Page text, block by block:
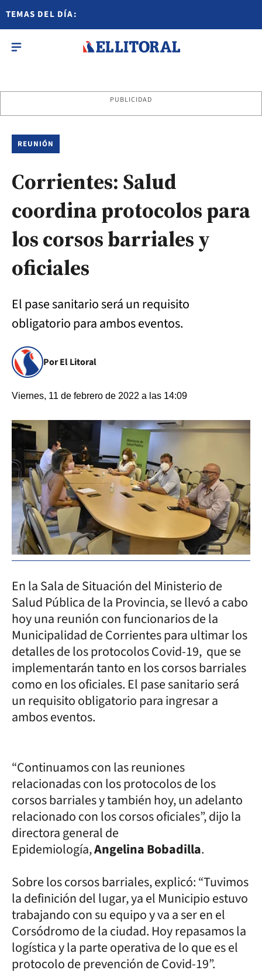
TEMAS DEL DÍA:
PUBLICIDAD
REUNIÓN
Corrientes: Salud
coordina protocolos para
los corsos barriales y
oficiales
El pase sanitario será un requisito
obligatorio para ambos eventos.
Por El Litoral
Viernes, 11 de febrero de 2022 a las 14:09
En la Sala de Situación del Ministerio de
Salud Pública de la Provincia, se llevó a cabo
hoy una reunión con funcionarios de la
Municipalidad de Corrientes para ultimar los
detalles de los protocolos Covid-19, que se
implementarán tanto en los corsos barriales
como en los oficiales. El pase sanitario será
un requisito obligatorio para ingresar a
ambos eventos.
“Continuamos con las reuniones
relacionadas con los protocolos de los
corsos barriales y también hoy, un adelanto
relacionado con los corsos oficiales”, dijo la
directora general de
Epidemiología,Angelina Bobadilla.
Sobre los corsos barriales, explicó: “Tuvimos
la definición del lugar, ya el Municipio estuvo
trabajando con su equipo y va a ser en el
Corsódromo de la ciudad. Hoy repasamos la
logística y la parte operativa de lo que es el
protocolo de prevención de Covid-19”.